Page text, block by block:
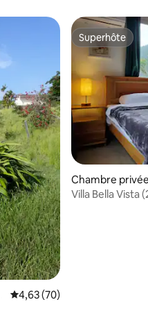
Note moyenne de 4,63 sur
4,63 (70)
Superhôte
Superhôte
Chambre
Villa Bella Vista